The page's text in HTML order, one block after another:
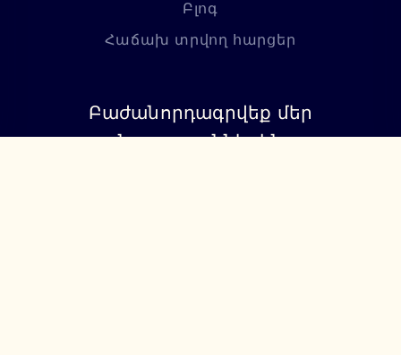
Բլոգ
Հաճախ տրվող հարցեր
Բաժանորդագրվեք մեր
նորություններին